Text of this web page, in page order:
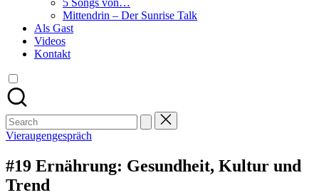
5 Songs von…
Mittendrin – Der Sunrise Talk
Als Gast
Videos
Kontakt
Search
for:
Posted
Vieraugengespräch
#19 Ernährung: Gesundheit, Kultur und
Trend